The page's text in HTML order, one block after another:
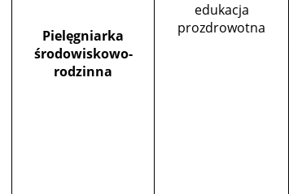
Pielęgniarka
środowiskowo-
rodzinna
edukacja
prozdrowotna